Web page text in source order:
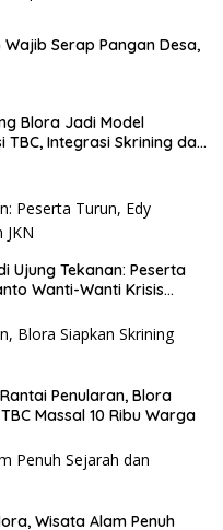
Wajib Serap Pangan Desa,
Blora Jadi Model
TBC, Integrasi Skrining dan
Ujung Tekanan: Peserta
Wanti-Wanti Krisis
Penularan, Blora
Massal 10 Ribu Warga
Wisata Alam Penuh